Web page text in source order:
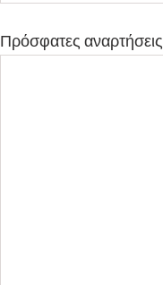
Πρόσφατες αναρτήσεις